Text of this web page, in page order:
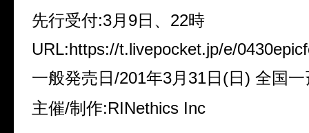
先行受付:3月9日、22時
URL:https://t.livepocket.jp/e/
一般発売日/201年3月31日(日) 全国
主催/制作:RINethics Inc